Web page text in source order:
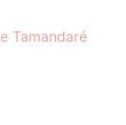
Tamandaré